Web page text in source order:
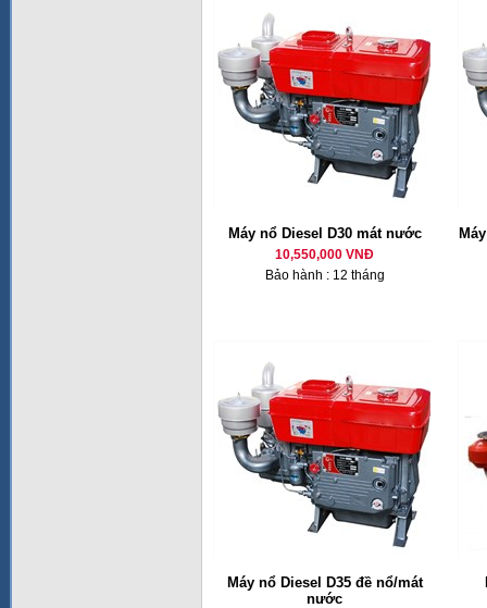
Máy nổ Diesel D30 mát nước
10,550,000 VNĐ
Bảo hành : 12 tháng
Máy nổ Diesel D35 đề nổ/mát
nước